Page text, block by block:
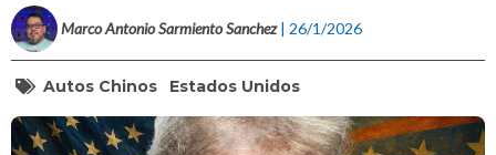
Marco Antonio Sarmiento Sanchez | 26/1/2026
Autos Chinos Estados Unidos